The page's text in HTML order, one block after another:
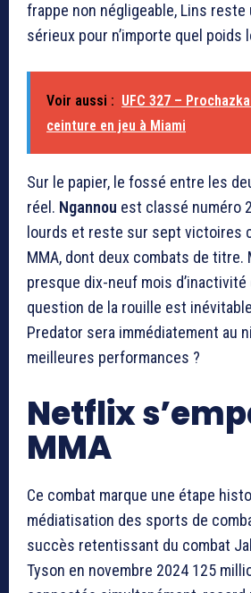
frappe non négligeable, Lins reste
sérieux pour n’importe quel poids
Voir aussi : UFC 327 –
ceinture en jeu à Miami
Sur le papier, le fossé entre les
réel. Ngannou est classé numéro
lourds et reste sur sept victoires
MMA, dont deux combats de titre.
presque dix-neuf mois d’inactivité
question de la rouille est
Predator sera immédiatement au
meilleures performances ?
Netflix
MMA
Ce combat marque une étape
médiatisation des sports de
succès retentissant du combat
Tyson en novembre 2024 125